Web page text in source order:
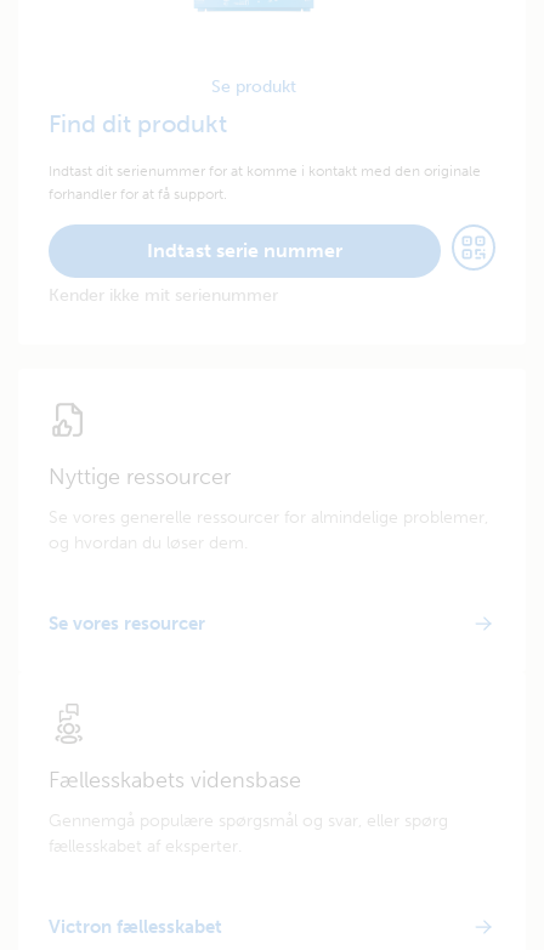
Se produkt
Find dit produkt
Indtast dit serienummer for at komme i kontakt med den originale
forhandler for at få support.
Indtast serie nummer
Kender ikke mit serienummer
Nyttige ressourcer
Se vores generelle ressourcer for almindelige problemer,
og hvordan du løser dem.
Se vores resourcer
Fællesskabets vidensbase
Gennemgå populære spørgsmål og svar, eller spørg
fællesskabet af eksperter.
Victron fællesskabet